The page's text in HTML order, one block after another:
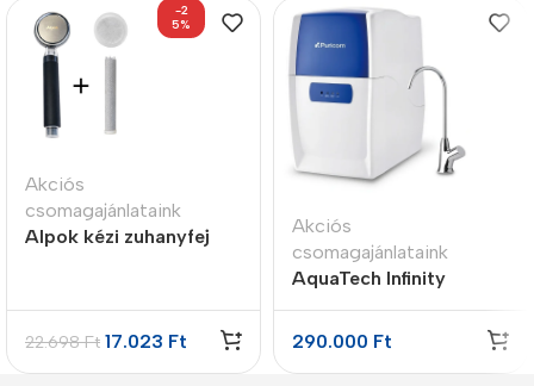
-2
5%
Akciós
csomagajánlataink
Alpok kézi zuhanyfej
22.698Ft 17.023 Ft
Akciós
csomagajánlataink
AquaTech Infinity
290.000 Ft